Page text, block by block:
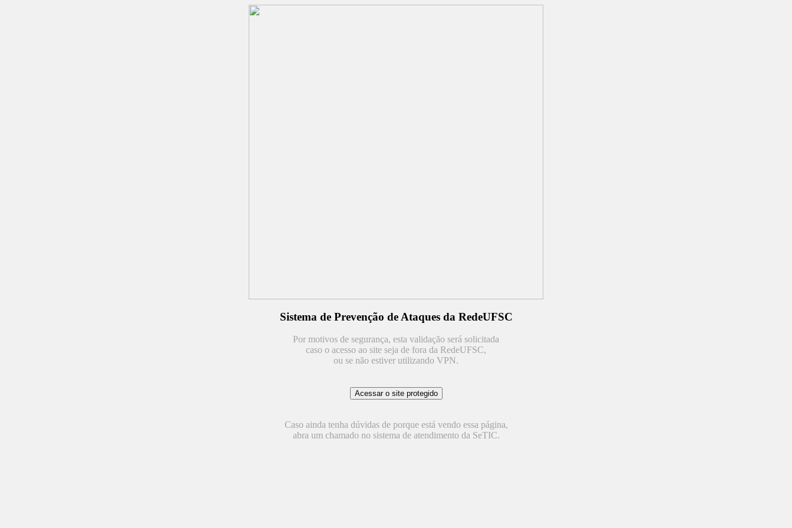
Sistema de Prevenção de Ataques da RedeUFSC
Por motivos de segurança, esta validação será solicitada
caso o acesso ao site seja de fora da RedeUFSC,
ou se não estiver utilizando VPN.
Caso ainda tenha dúvidas de porque está vendo essa página,
abra um chamado no sistema de atendimento da SeTIC.